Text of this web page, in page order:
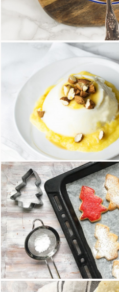
Tagliatelle ai 5 cereali
Panna cotta senza
19 Gennaio 2018
Gli alberelli di Natale